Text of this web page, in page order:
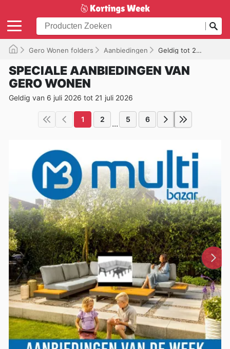
Gero Wonen folders Aanbiedingen Geldig tot 21/07/2026
SPECIALE AANBIEDINGEN VAN
GERO WONEN
Geldig van 6 juli 2026 tot 21 juli 2026
1 2 ... 5 6